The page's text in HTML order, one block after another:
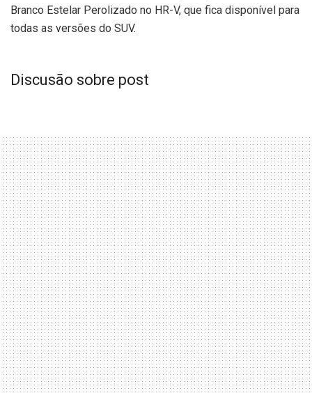
Branco Estelar Perolizado no HR-V, que fica disponível para
todas as versões do SUV.
Discusão sobre post